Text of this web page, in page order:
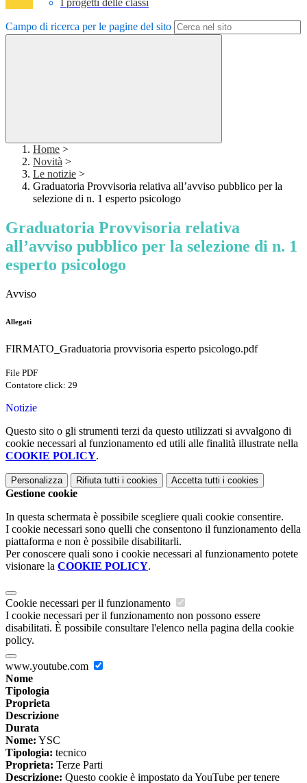
I progetti delle classi
Campo di ricerca per le pagine del sito
Home >
Novità >
Le notizie >
Graduatoria Provvisoria relativa all’avviso pubblico per la
selezione di n. 1 esperto psicologo
Graduatoria Provvisoria relativa
all’avviso pubblico per la selezione di n. 1
esperto psicologo
Avviso
Allegati
FIRMATO_Graduatoria provvisoria esperto psicologo.pdf
File PDF
Contatore click: 29
Notizie
Questo sito o gli strumenti terzi da questo utilizzati si avvalgono di
cookie necessari al funzionamento ed utili alle finalità illustrate nella
COOKIE POLICY.
Personalizza Rifiuta tutti i cookies Accetta tutti i cookies
Gestione cookie
In questa schermata è possibile scegliere quali cookie consentire.
I cookie necessari sono quelli che consentono il funzionamento della
piattaforma e non è possibile disabilitarli.
Per conoscere quali sono i cookie necessari al funzionamento potete
visionare la COOKIE POLICY.
Cookie necessari per il funzionamento
I cookie necessari per il funzionamento non possono essere
disabilitati. È possibile consultare l'elenco nella pagina della cookie
policy.
www.youtube.com
Nome
Tipologia
Proprieta
Descrizione
Durata
Nome: YSC
Tipologia: tecnico
Proprieta: Terze Parti
Descrizione: Questo cookie è impostato da YouTube per tenere